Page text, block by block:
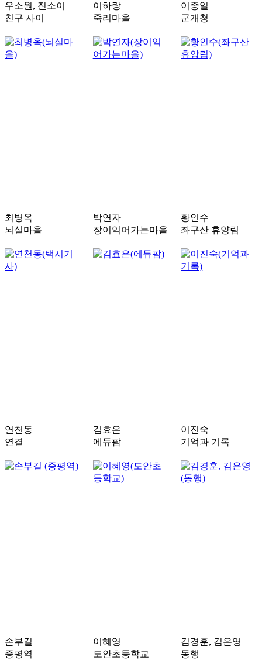
우소원, 진소이
친구 사이
이하랑
죽리마을
이종일
군개청
최병옥
뇌실마을
박연자
장이익어가는마을
황인수
좌구산 휴양림
연천동
연결
김효은
에듀팜
이진숙
기억과 기록
손부길
증평역
이혜영
도안초등학교
김경훈, 김은영
동행